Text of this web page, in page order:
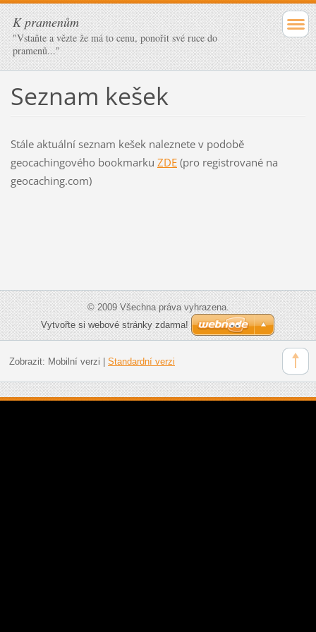
K pramenům
"Vstaňte a vězte že má to cenu, ponořit své ruce do
pramenů..."
Seznam kešek
Stále aktuální seznam kešek naleznete v podobě
geocachingového bookmarku ZDE(pro registrované na
geocaching.com)
© 2009 Všechna práva vyhrazena.
Vytvořte si webové stránky zdarma!
Zobrazit: Mobilní verzi Standardní verzi